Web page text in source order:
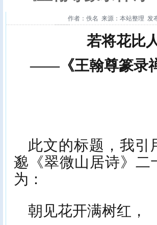
作者：佚名 来源：本站整理 发
若将花比
——《王翰尊篆录
此文的标题，我引
邈《翠微山居诗》二
为：
朝见花开满树红，